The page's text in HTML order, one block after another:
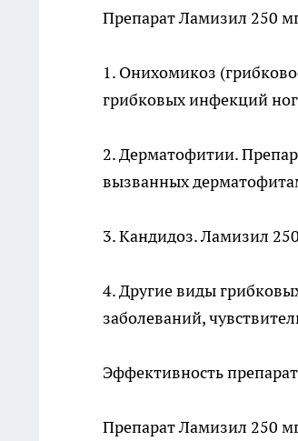
Препарат Ламизил 250
1. Онихомикоз
грибковых инфекций
2. Дерматофитии.
вызванных
3. Кандидоз. Ламизил
4. Другие виды
заболеваний,
Эффективность
Препарат Ламизил 250